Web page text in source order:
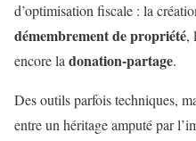
d’optimisation fiscale : la
démembrement de propriété,
encore la donation-partage.
Des outils parfois techniques,
entre un héritage amputé par